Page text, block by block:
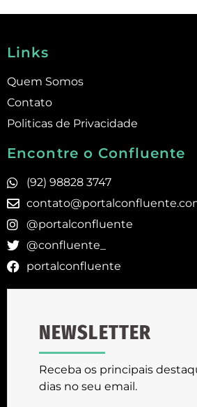
Links
Quem Somos
Contato
Politicas de Privacidade
Encontre o Confluente
(92) 98828 3747
@portalconfluente
@confluente_
portalconfluente
NEWSLETTER
Receba os principais
dias no seu email.